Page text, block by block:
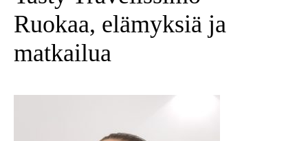
Ruokaa, elämyksiä ja
matkailua